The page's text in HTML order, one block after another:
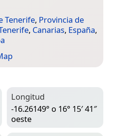
Tenerife, Provincia de
, Canarias, España,
Longitud
-16.26149° o 16° 15′ 41″
oeste